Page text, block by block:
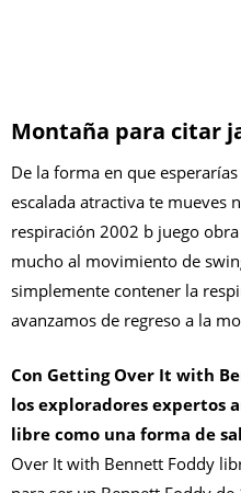
Montaña para citar
De la forma en que
escalada atractiva te mueves
respiración 2002 b juego
mucho al movimiento de
simplemente contener la
avanzamos de regreso a la
Con Getting Over It with
los exploradores expertos
libre como una forma de
Over It with Bennett Foddy